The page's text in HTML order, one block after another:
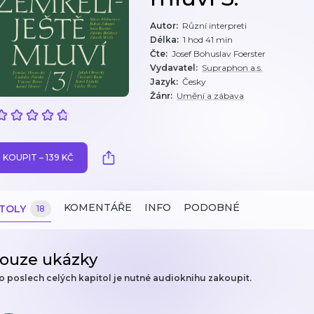
Autor: Různí interpreti
Délka: 1 hod 41 min
Čte: Josef Bohuslav Foerster
Vydavatel : Supraphon a.s.
Jazyk: Česky
Žánr: Umění a zábava
KOUPIT – 139 KČ
18 KOMENTÁŘE INFO PODOBNÉ
ukázky
poslech celých kapitol je nutné audioknihu zakoupit.